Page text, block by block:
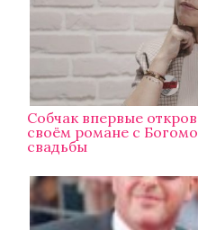
Собчак впервые
своём романе с
свадьбы